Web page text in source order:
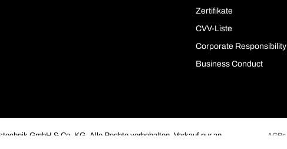
Zertifikate
CVV-Liste
Corporate Responsibility
Business Conduct
GmbH & Co. KG. Alle Rechte vorbehalten. Verkauf nur an
AGBs